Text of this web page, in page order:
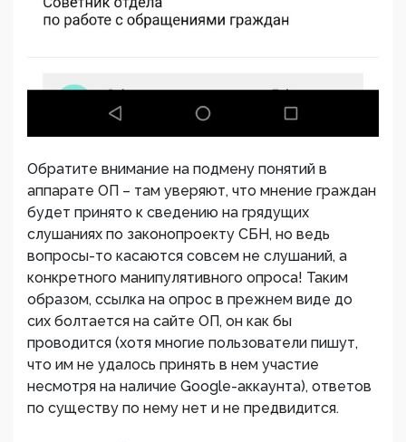
Обратите внимание на подмену понятий в
аппарате ОП – там уверяют, что мнение граждан
будет принято к сведению на грядущих
слушаниях по законопроекту СБН, но ведь
вопросы-то касаются совсем не слушаний, а
конкретного манипулятивного опроса! Таким
образом, ссылка на опрос в прежнем виде до
сих болтается на сайте ОП, он как бы
проводится (хотя многие пользователи пишут,
что им не удалось принять в нем участие
несмотря на наличие Google-аккаунта), ответов
по существу по нему нет и не предвидится.